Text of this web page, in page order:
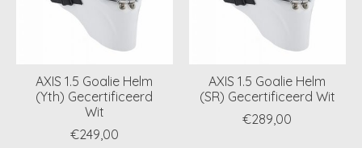
AXIS 1.5 Goalie Helm
(Yth) Gecertificeerd
Wit
€249,00
AXIS 1.5 Goalie Helm
(SR) Gecertificeerd Wit
€289,00